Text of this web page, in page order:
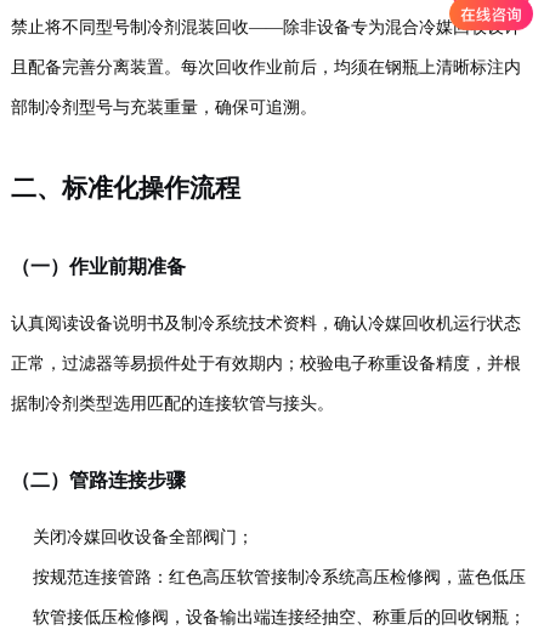
禁止将不同型号制冷剂混装回收——除非设备专为混合冷媒回收设计
且配备完善分离装置。每次回收作业前后，均须在钢瓶上清晰标注内
部制冷剂型号与充装重量，确保可追溯。
二、标准化操作流程
（一）作业前期准备
认真阅读设备说明书及制冷系统技术资料，确认冷媒回收机运行状态
正常，过滤器等易损件处于有效期内；校验电子称重设备精度，并根
据制冷剂类型选用匹配的连接软管与接头。
（二）管路连接步骤
关闭冷媒回收设备全部阀门；
按规范连接管路：红色高压软管接制冷系统高压检修阀，蓝色低压
软管接低压检修阀，设备输出端连接经抽空、称重后的回收钢瓶；